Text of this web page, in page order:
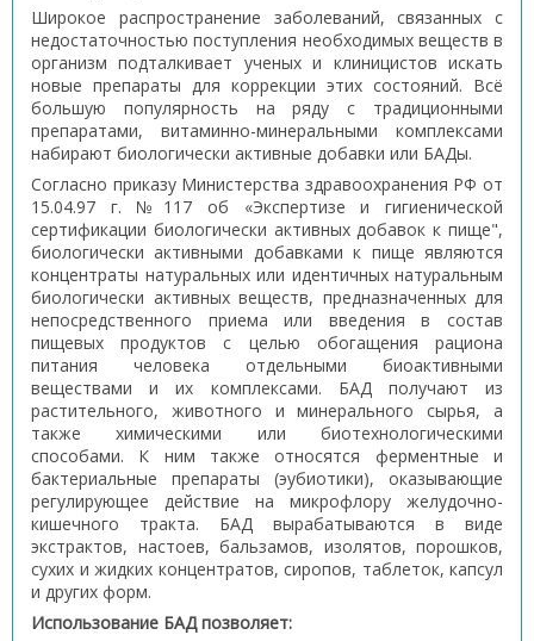
Широкое распространение заболеваний, связанных с
недостаточностью поступления необходимых веществ в
организм подталкивает ученых и клиницистов искать
новые препараты для коррекции этих состояний. Всё
большую популярность на ряду с традиционными
препаратами, витаминно-минеральными комплексами
набирают биологически активные добавки или БАДы.
Согласно приказу Министерства здравоохранения РФ от
15.04.97 г. №117 об «Экспертизе и гигиенической
сертификации биологически активных добавок к пище",
биологически активными добавками к пище являются
концентраты натуральных или идентичных натуральным
биологически активных веществ, предназначенных для
непосредственного приема или введения в состав
пищевых продуктов с целью обогащения рациона
питания человека отдельными биоактивными
веществами и их комплексами. БАД получают из
растительного, животного и минерального сырья, а
также химическими или биотехнологическими
способами. К ним также относятся ферментные и
бактериальные препараты (эубиотики), оказывающие
регулирующее действие на микрофлору желудочно-
кишечного тракта. БАД вырабатываются в виде
экстрактов, настоев, бальзамов, изолятов, порошков,
сухих и жидких концентратов, сиропов, таблеток, капсул
и других форм.
Использование БАД позволяет: